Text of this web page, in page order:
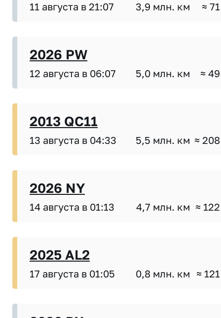
11 августа в 21:07 3,9 млн. км ≈
2026 PW
12 августа в 06:07 5,0 млн. км ≈
2013 QC11
13 августа в 04:33 5,5 млн. км ≈
2026 NY
14 августа в 01:13 4,7 млн. км ≈
2025 AL2
17 августа в 01:05 0,8 млн. км ≈